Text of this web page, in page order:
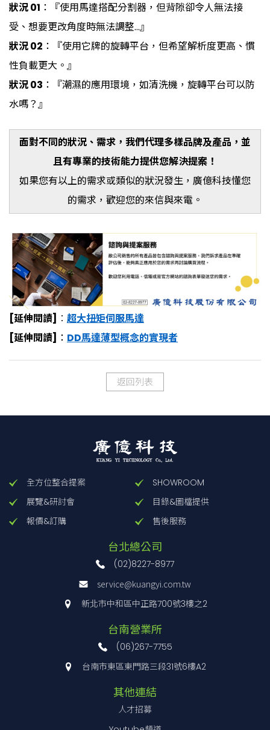
狀況 01 ：『使用馬達搭配分割器，但背隙卻令人無法接
受、想要更改角度時無法調整…』
狀況 02 ：『使用它牌的旋轉平台，但希望解析度更高、慣
性負載更大。』
狀況 03 ：『潮濕的應用環境，如清洗機，旋轉平台可以防
水嗎？』
面對不同的狀況、需求，我們代理多樣品牌及產品，並
且有專業的技術能力提供您解決提案！
如果您有以上的需求或類似的狀況發生，廣億科技懂您
的需求，歡迎您的來信與來電。
[延伸閱讀] ： 超大扭矩伺服馬達
[延伸閱讀] ： DD馬達薄型概念的實現者
返回列表
全方位整合提案
SHOWROOM
展覽&研討會
目錄&圖檔提供
報價&訂購
售後服務
台北總公司
(02)8227-8977
service@kuangyi.com.tw
新北市中和區中正路700號3樓之2
台南營業所
(06)267-7755
台南市東區東門路三段31號6樓A2
其他連結
人才招募